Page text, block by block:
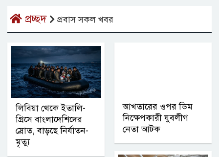
প্রচ্ছদ প্রবাস সকল খবর
লিবিয়া থেকে ইতালি-
গ্রিসে বাংলাদেশিদের
স্রোত, বাড়ছে নির্যাতন-
মৃত্যু
আখতারের ওপর ডিম
নিক্ষেপকারী যুবলীগ
নেতা আটক